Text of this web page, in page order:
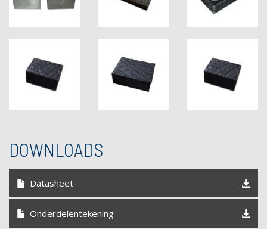
DOWNLOADS
Datasheet
Onderdelentekening